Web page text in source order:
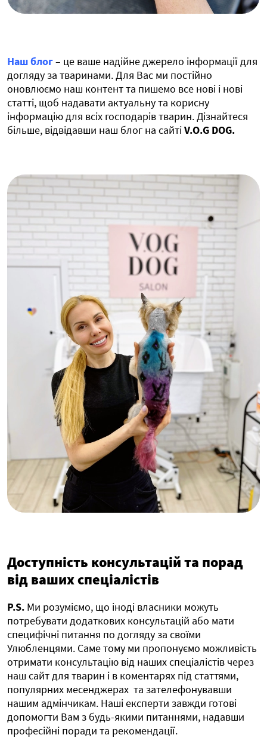
Наш блог– це ваше надійне джерело інформації для
догляду за тваринами. Для Вас ми постійно
оновлюємо наш контент та пишемо все нові і нові
статті, щоб надавати актуальну та корисну
інформацію для всіх господарів тварин. Дізнайтеся
більше, відвідавши наш блог на сайтіV.O.G DOG.
Доступність консультацій та порад
від ваших спеціалістів
P.S. Ми розуміємо, що іноді власники можуть
потребувати додаткових консультацій або мати
специфічні питання по догляду за своїми
Улюбленцями. Саме тому ми пропонуємо можливість
отримати консультацію від наших спеціалістів через
наш сайт для тварин і в коментарях під статтями,
популярних месенджерах та зателефонувавши
нашим адмінчикам. Наші експерти завжди готові
допомогти Вам з будь-якими питаннями, надавши
професійні поради та рекомендації.